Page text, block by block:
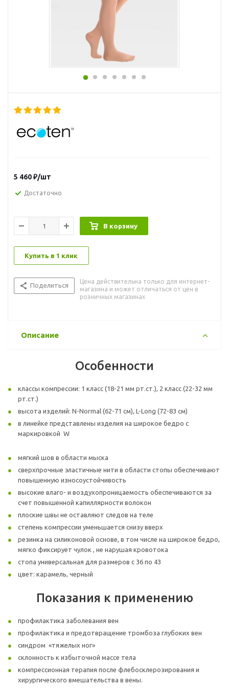
5 460₽/шт
Достаточно
В корзину
Купить в 1 клик
Поделиться
Цена действительна только для интернет-
магазина и может отличаться от цен в
розничных магазинах
Описание
Особенности
классы компрессии: 1 класс (18-21 мм рт.ст.), 2 класс (22-32 мм
рт.ст.)
высота изделий: N-Normal (62-71 cм), L-Long (72-83 см)
в линейке представлены изделия на широкое бедро с
маркировкой W
мягкий шов в области мыска
сверхпрочные эластичные нити в области стопы обеспечивают
повышенную износоустойчивость
высокие влаго- и воздухопроницаемость обеспечиваются за
счет повышенной капиллярности волокон
плоские швы не оставляют следов на теле
степень компрессии уменьшается снизу вверх
резинка на силиконовой основе, в том числе на широкое бедро,
мягко фиксирует чулок , не нарушая кровотока
стопа универсальная для размеров с 36 по 43
цвет: карамель, черный
Показания к применению
профилактика заболевания вен
профилактика и предотвращение тромбоза глубоких вен
синдром «тяжелых ног»
склонность к избыточной массе тела
компрессионная терапия после флебосклерозирования и
хирургического вмешательства в вены.